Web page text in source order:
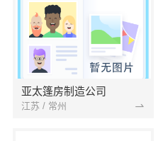
亚太篷房制造公司
江苏 / 常州